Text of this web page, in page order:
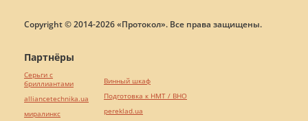
Copyright © 2014-2026 «Протокол». Все права защищены.
Партнёры
Серьги с
бриллиантами
alliancetechnika.ua
миралинкс
Винный шкаф
Подготовка к НМТ / ВНО
pereklad.ua